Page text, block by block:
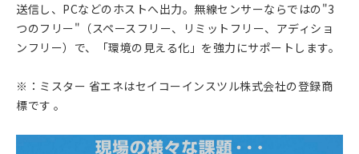
送信し、PCなどのホストへ出力。無線センサーならではの"3
つのフリー"（スペースフリー、リミットフリー、アディショ
ンフリー）で、「環境の見える化」を強力にサポートします。
※：ミスター 省エネはセイコーインスツル株式会社の登録商
標です 。